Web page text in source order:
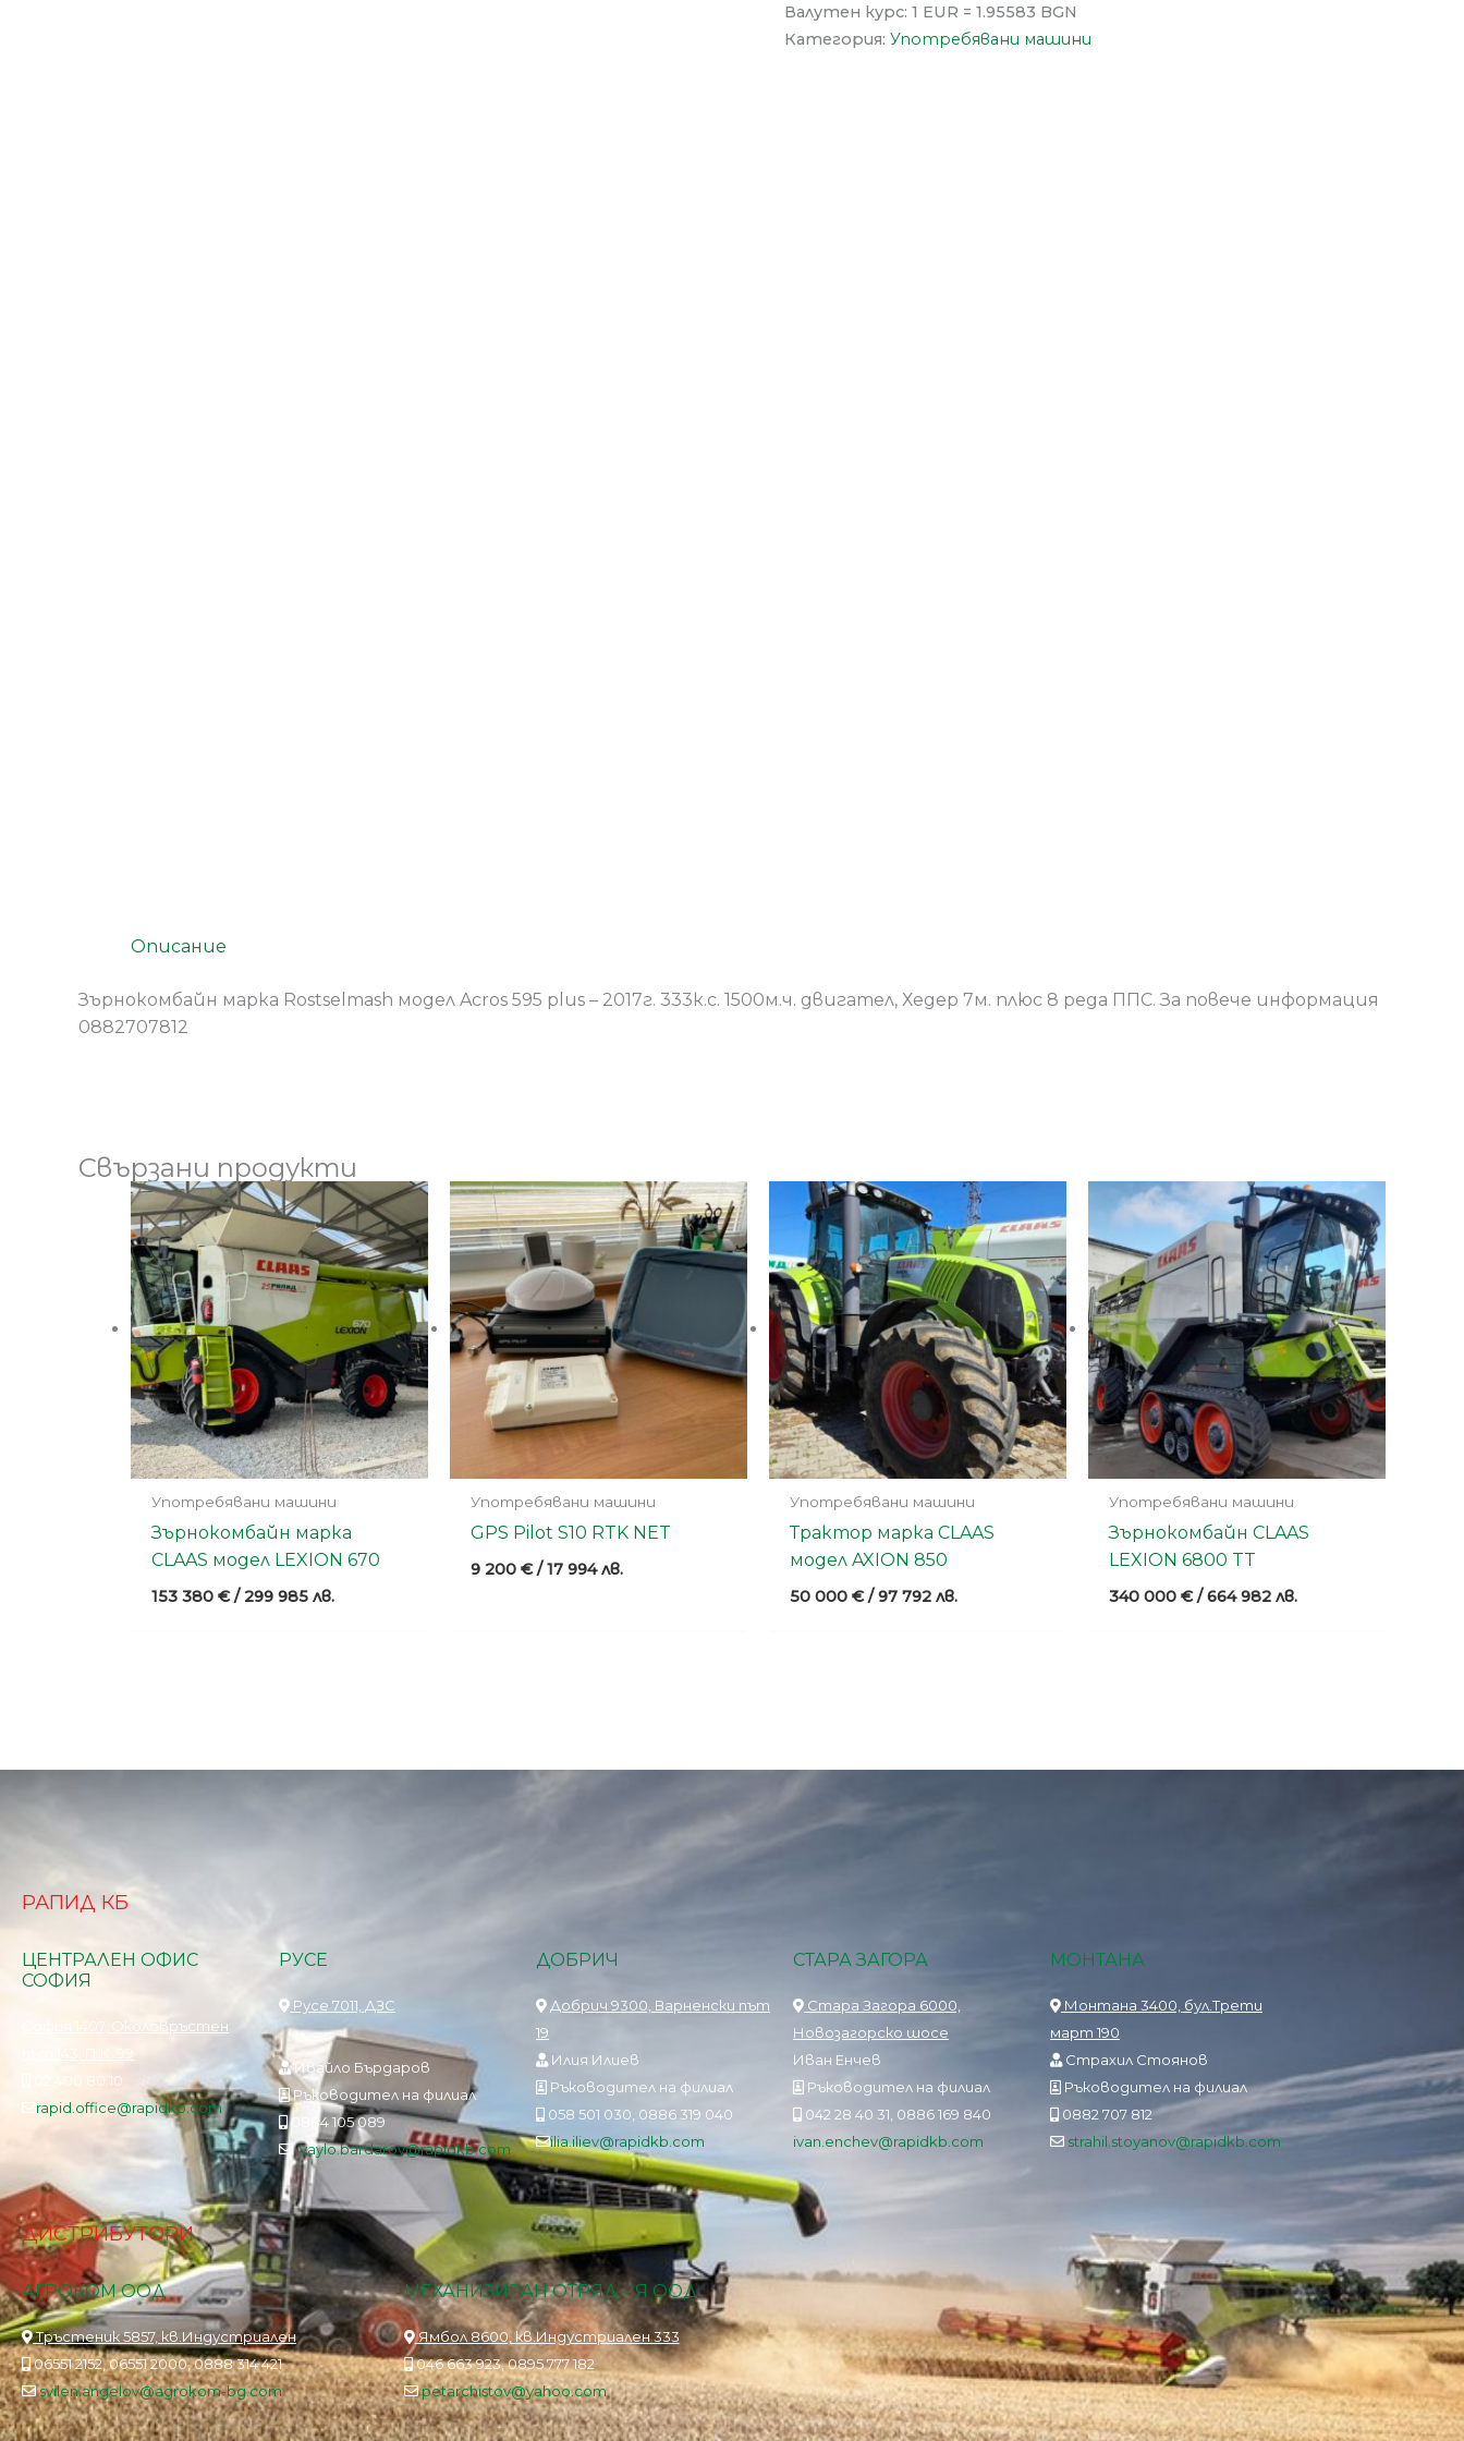
Валутен курс: 1 EUR = 1.95583 BGN
Категория: Употребявани машини
Описание
Зърнокомбайн марка Rostselmash модел Acros 595 plus – 2017г. 333к.с. 1500м.ч. двигател, Хедер 7м. плюс 8 реда ППС. За повече информация
0882707812
Свързани продукти
Употребявани машини
Зърнокомбайн марка
CLAAS модел LEXION 670
153 380€/ 299 985 лв.
Употребявани машини
GPS Pilot S10 RTK NET
9 200€/ 17 994 лв.
Употребявани машини
Трактор марка CLAAS
модел AXION 850
50 000€/ 97 792 лв.
Употребявани машини
Зърнокомбайн CLAAS
LEXION 6800 TT
340 000€/ 664 982 лв.
РАПИД КБ
ЦЕНТРАЛЕН ОФИС
СОФИЯ
София 1407, Околовръстен
път 143, П.К. 99
02 400 80 10
rapid.office@rapidkb.com
РУСЕ
Русе 7011, ДЗС
Ивайло Бърдаров
Ръководител на филиал
0884 105 089
ivaylo.bardarov@rapidkb.com
ДОБРИЧ
Добрич 9300, Варненски път
19
Илия Илиев
Ръководител на филиал
058 501 030, 0886 319 040
ilia.iliev@rapidkb.com
СТАРА ЗАГОРА
Стара Загора 6000,
Новозагорско шосе
Иван Енчев
Ръководител на филиал
042 28 40 31, 0886 169 840
ivan.enchev@rapidkb.com
МОНТАНА
Монтана 3400, бул.Трети
март 190
Страхил Стоянов
Ръководител на филиал
0882 707 812
strahil.stoyanov@rapidkb.com
ДИСТРИБУТОРИ
АГРОКОМ ООД
Тръстеник 5857, кв.Индустриален
06551 2152, 06551 2000, 0888 314 421
svilen.angelov@agrokom-bg.com
МЕХАНИЗИРАН ОТРЯД – Я ООД
Ямбол 8600, кв.Индустриален 333
046 663 923, 0895 777 182
petarchistov@yahoo.com